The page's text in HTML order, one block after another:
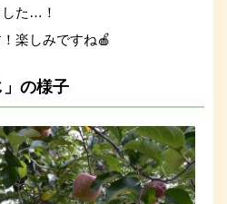
た…！
楽しみですね🍎
の様子